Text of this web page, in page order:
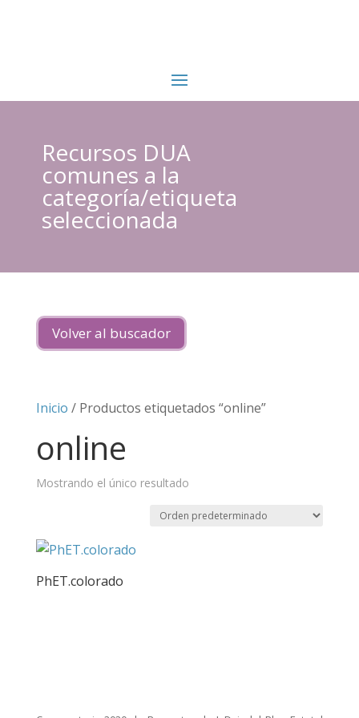
Recursos DUA
comunes a la
categoría/etiqueta
seleccionada
Volver al buscador
Inicio / Productos etiquetados “online”
online
Mostrando el único resultado
PhET.colorado